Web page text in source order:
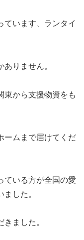
ています、ランタイ
りません。
東から支援物資をも
ームまで届けてくだ
ている方が全国の愛
した。
ました。